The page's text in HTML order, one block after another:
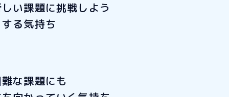
い課題に挑戦しよう
る気持ち
な課題にも